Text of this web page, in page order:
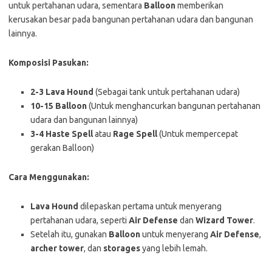
untuk pertahanan udara, sementara Balloonmemberikan
kerusakan besar pada bangunan pertahanan udara dan bangunan
lainnya.
Komposisi Pasukan:
2-3 Lava Hound (Sebagai tank untuk pertahanan udara)
10-15 Balloon(Untuk menghancurkan bangunan pertahanan
udara dan bangunan lainnya)
3-4 Haste Spellatau Rage Spell(Untuk mempercepat
gerakan Balloon)
Cara Menggunakan:
Lava Hound dilepaskan pertama untuk menyerang
pertahanan udara, seperti Air Defense dan Wizard Tower.
Setelah itu, gunakan Balloonuntuk menyerang Air Defense,
archer tower, dan storagesyang lebih lemah.